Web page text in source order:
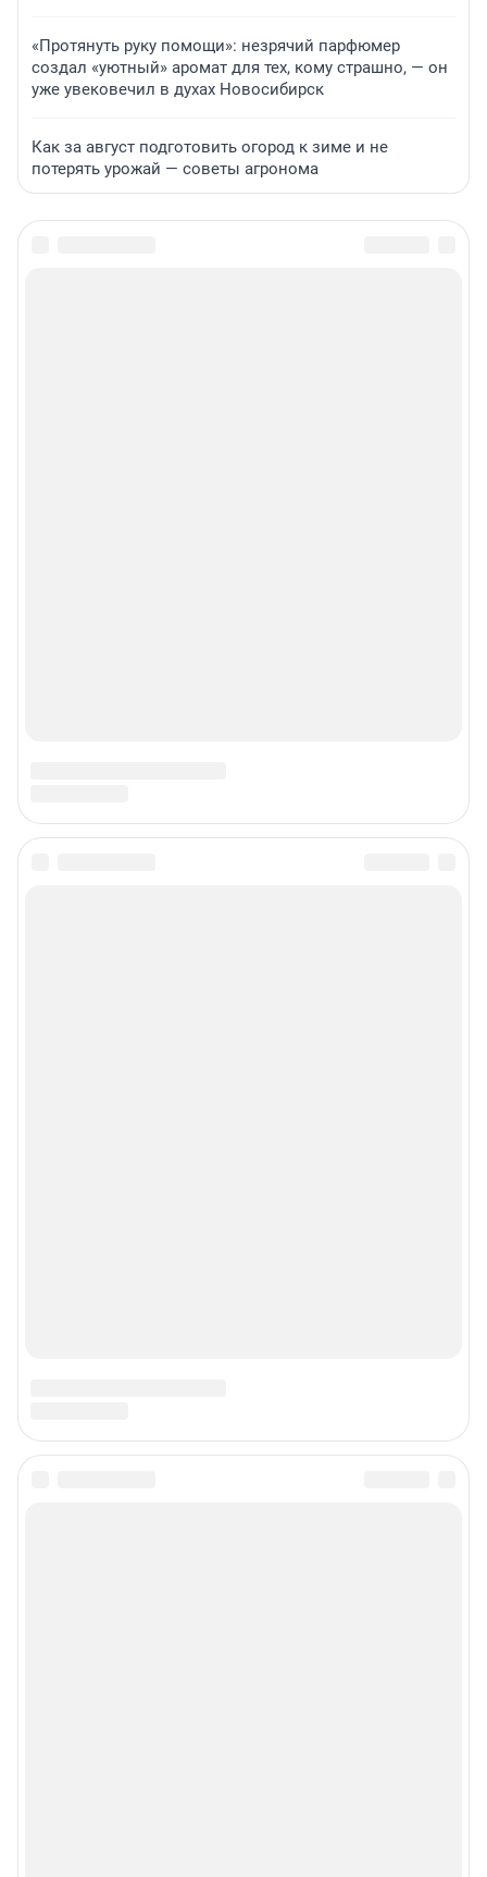
«Протянуть руку помощи»: незрячий парфюмер
создал «уютный» аромат для тех, кому страшно, — он
уже увековечил в духах Новосибирск
Как за август подготовить огород к зиме и не
потерять урожай — советы агронома